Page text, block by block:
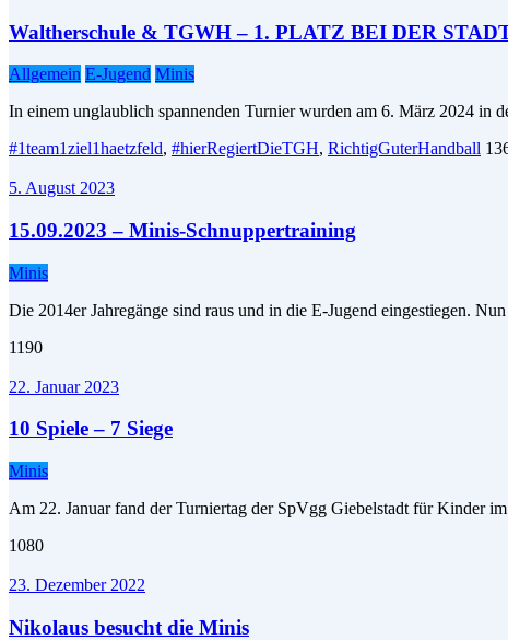
Waltherschule & TGWH – 1. PLATZ BEI DER
Allgemein E-Jugend Minis
In einem unglaublich spannenden Turnier wurden am 6. März 2024 in
#1team1ziel1haetzfeld, #hierRegiertDieTGH, RichtigGuterHandball
5. August 2023
15.09.2023 – Minis-Schnuppertraining
Minis
Die 2014er Jahregänge sind raus und in die E-Jugend eingestiegen.
1190
22. Januar 2023
10 Spiele – 7 Siege
Minis
Am 22. Januar fand der Turniertag der SpVgg Giebelstadt für Kinder
1080
23. Dezember 2022
Nikolaus besucht die Minis